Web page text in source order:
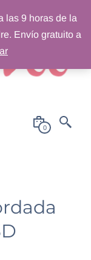
0
las 9 horas de la
Envío gratuito a